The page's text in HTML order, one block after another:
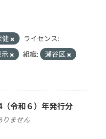
健
ライセンス:
組織:
瀬谷区
令和６）年発行分
りません